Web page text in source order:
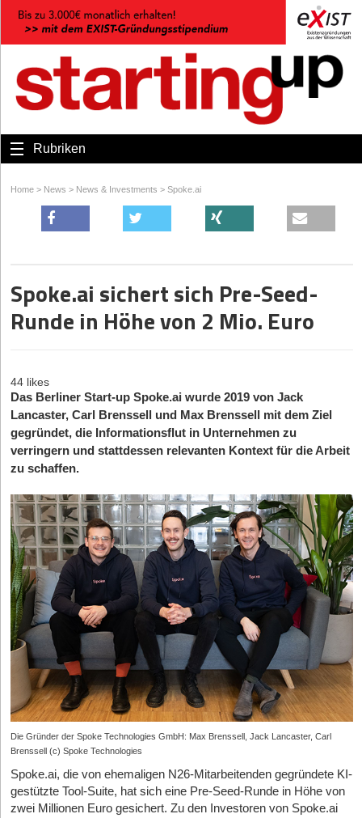
Rubriken
Home > News > News & Investments > Spoke.ai
Spoke.ai sichert sich Pre-Seed-
Runde in Höhe von 2 Mio. Euro
44 likes
Das Berliner Start-up Spoke.ai wurde 2019 von Jack
Lancaster, Carl Brenssell und Max Brenssell mit dem Ziel
gegründet, die Informationsflut in Unternehmen zu
verringern und stattdessen relevanten Kontext für die Arbeit
zu schaffen.
Die Gründer der Spoke Technologies GmbH: Max Brenssell, Jack Lancaster, Carl
Brenssell (c) Spoke Technologies
Spoke.ai, die von ehemaligen N26-Mitarbeitenden gegründete KI-
gestützte Tool-Suite, hat sich eine Pre-Seed-Runde in Höhe von
zwei Millionen Euro gesichert. Zu den Investoren von Spoke.ai